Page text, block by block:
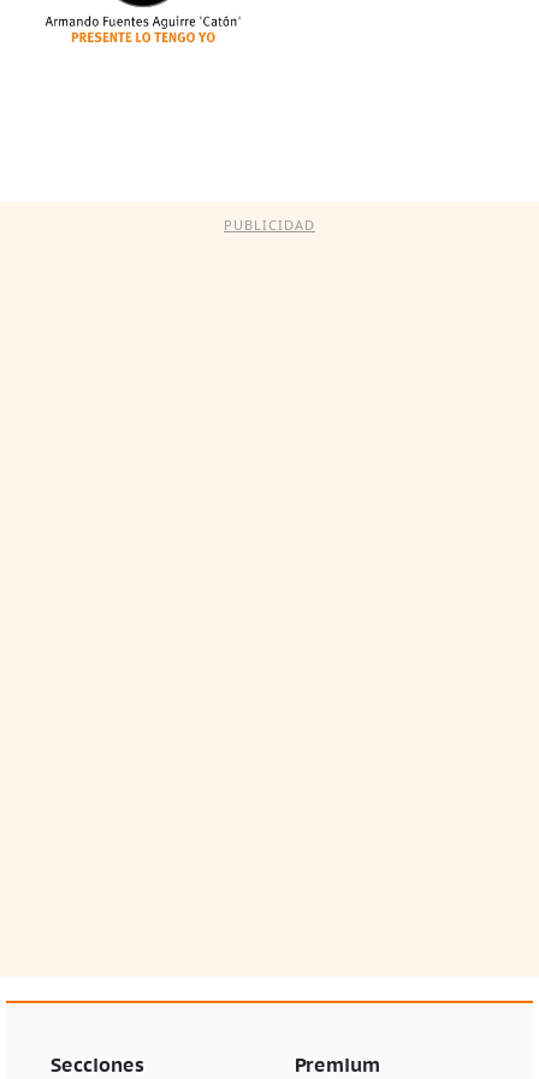
PUBLICIDAD
Secciones Premium